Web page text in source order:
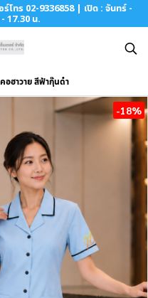
โทร 02-9336858 | เปิด : จันทร์ -
- 17.30 น.
อฮาวาย สีฟ้ากุ๊นดำ
-18%